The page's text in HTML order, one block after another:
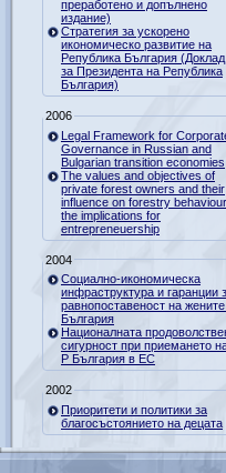
преработено и допълнено
издание)
Стратегия за ускорено
икономическо развитие на
Република България (Доклад
за Президента на Република
България)
2006
Legal Framework for
Governance in Russian and
Bulgarian transition economies
The values and objectives of
private forest owners and their
influence on forestry
the implications for
entrepreneuership
2004
Социално-икономическа
инфраструктура и гаранции
равнопоставеност на
България
Националната
сигурност при приемането
Р България в ЕС
2002
Приоритети и политики за
благосъстоянието на децата